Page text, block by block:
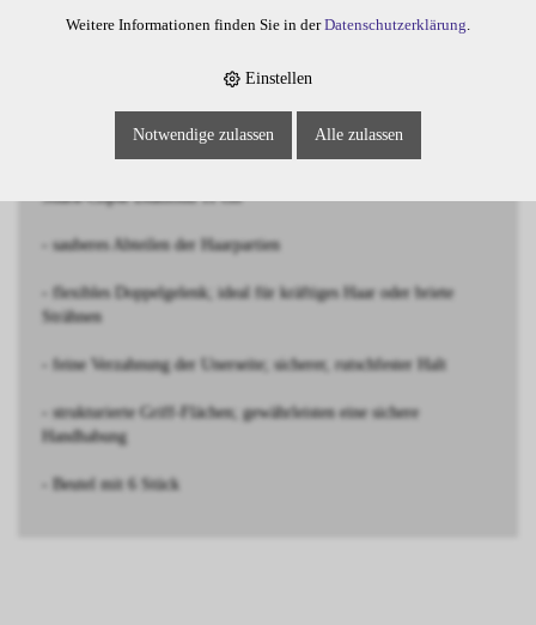
sich ein oder registrieren Sie sich.
BESCHREIBUNG
Shark-Clipse Diamond 11 cm
- sauberes Abteilen der Haarpartien
- flexibles Doppelgelenk; ideal für kräftiges Haar oder briete
Strähnen
- feine Verzahnung der Unerseite; sicherer, rutschfester Halt
- strukturierte Griff-Flächen; gewährleisten eine sichere
Handhabung
- Beutel mit 6 Stück
Weitere Informationen finden Sie in derDatenschutzerklärung.
Einstellen
Notwendige zulassen Alle zulassen